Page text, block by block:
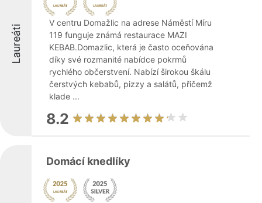
Laureáti
V centru Domažlic na adrese Náměstí Míru
119 funguje známá restaurace MAZI
KEBAB.Domazlic, která je často oceňována
díky své rozmanité nabídce pokrmů
rychlého občerstvení. Nabízí širokou škálu
čerstvých kebabů, pizzy a salátů, přičemž
klade ...
8.2
Domácí knedlíky